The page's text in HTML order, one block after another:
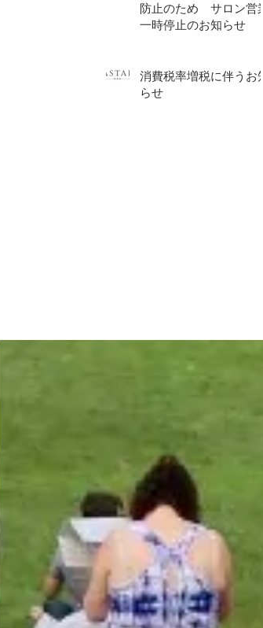
防止のため サロン営業
一時停止のお知らせ
消費税率増税に伴うお知
らせ